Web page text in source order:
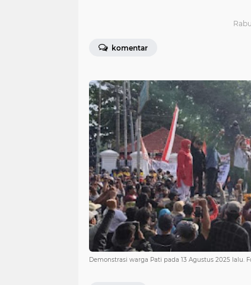
komentar
Demonstrasi warga Pati pada 13 Agustus 2025 lalu.